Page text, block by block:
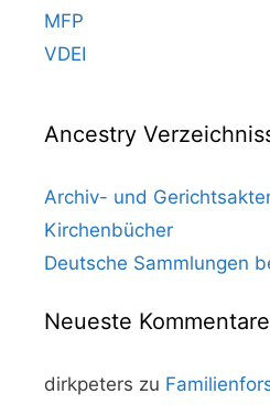
MFP
VDEI
Ancestry
Archiv- und
Kirchenbücher
Deutsche Sammlungen
Neueste Kommentare
dirkpeters zu